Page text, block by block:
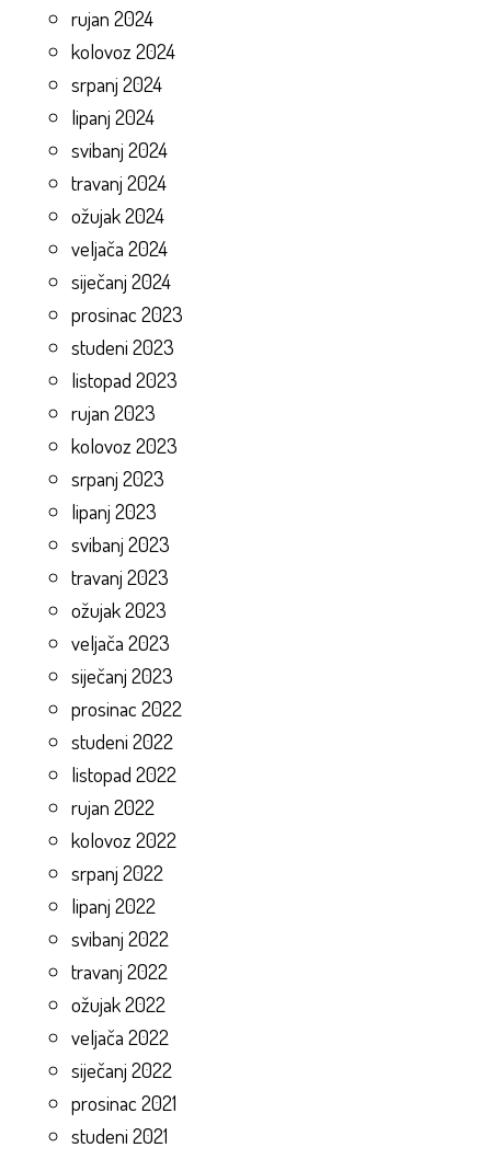
rujan 2024
kolovoz 2024
srpanj 2024
lipanj 2024
svibanj 2024
travanj 2024
ožujak 2024
veljača 2024
siječanj 2024
prosinac 2023
studeni 2023
listopad 2023
rujan 2023
kolovoz 2023
srpanj 2023
lipanj 2023
svibanj 2023
travanj 2023
ožujak 2023
veljača 2023
siječanj 2023
prosinac 2022
studeni 2022
listopad 2022
rujan 2022
kolovoz 2022
srpanj 2022
lipanj 2022
svibanj 2022
travanj 2022
ožujak 2022
veljača 2022
siječanj 2022
prosinac 2021
studeni 2021